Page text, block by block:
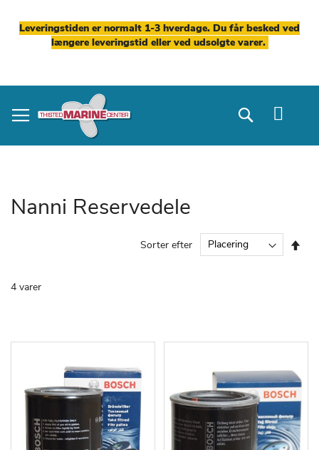
Leveringstiden er normalt 1-3 hverdage. Du får besked ved
længere leveringstid eller ved udsolgte varer.
to
Content
Search
Nanni Reservedele
4 varer
Sorter efter